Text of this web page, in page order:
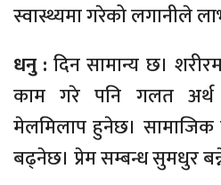
स्वास्थ्यमा गरेको लगानीले
धनु :दिन सामान्य छ।
काम गरे पनि गलत अर्थ
मेलमिलाप हुनेछ। सामाजिक
बढ्नेछ। प्रेम सम्बन्ध सुमधुर